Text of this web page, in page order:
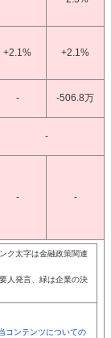
+2.1% +2.1%
- -506.8万
-
- -
ク太字は金融政策関連
人発言、緑は企業の決
コンテンツについての